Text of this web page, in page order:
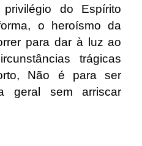
do Espírito
o heroísmo da
para dar à luz ao
trágicas
Não é para ser
geral sem arriscar